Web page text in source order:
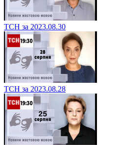
ТСН за 2023.08.30
ТСН за 2023.08.28